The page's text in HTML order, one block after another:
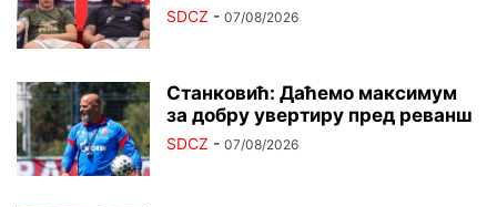
SDCZ - 07/08/2026
Станковић: Даћемо максимум
за добру увертиру пред реванш
SDCZ - 07/08/2026